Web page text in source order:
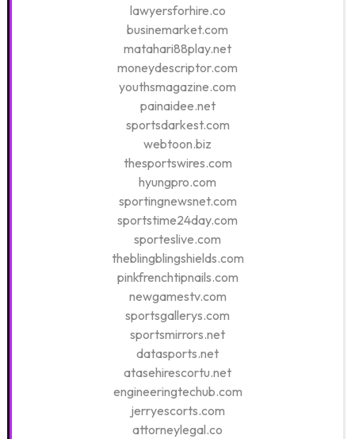
lawyersforhire.co
businemarket.com
matahari88play.net
moneydescriptor.com
youthsmagazine.com
painaidee.net
sportsdarkest.com
webtoon.biz
thesportswires.com
hyungpro.com
sportingnewsnet.com
sportstime24day.com
sporteslive.com
theblingblingshields.com
pinkfrenchtipnails.com
newgamestv.com
sportsgallerys.com
sportsmirrors.net
datasports.net
atasehirescortu.net
engineeringtechub.com
jerryescorts.com
attorneylegal.co